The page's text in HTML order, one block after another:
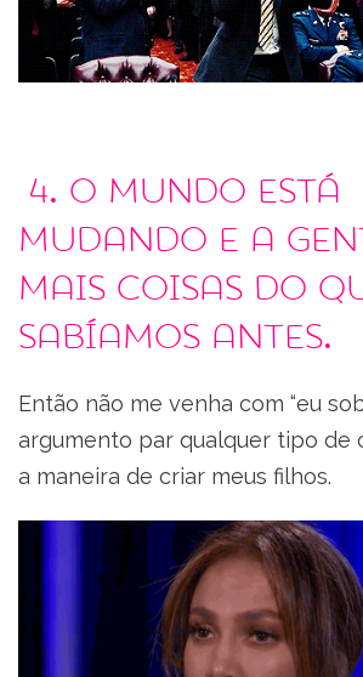
4. O mundo está
mudando e a
mais coisas do
sabíamos antes.
Então não me venha com “eu
argumento par qualquer tipo de
a maneira de criar meus filhos.